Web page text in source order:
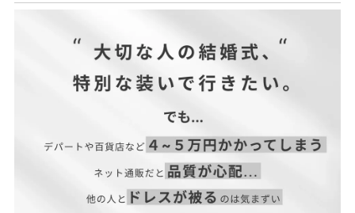
■サイズ展開F
サイズ(cm)
長さ
EARR
6
【当店のサイズガイドはこちら→】